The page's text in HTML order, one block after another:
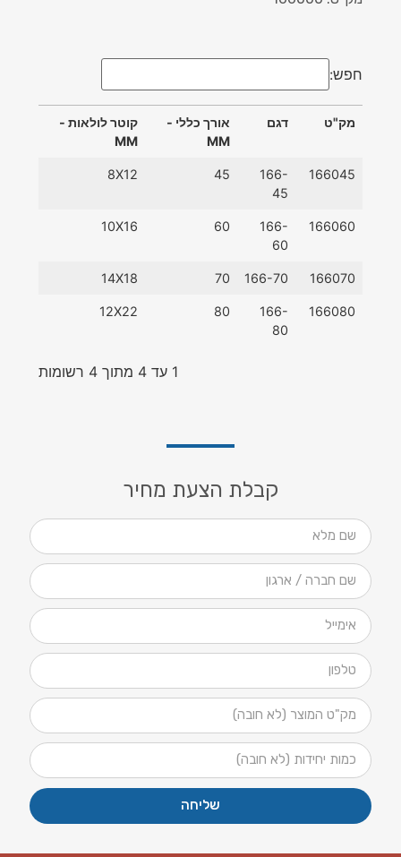
חפש:
מק"ט דגם
אורך כללי -
MM
קוטר לולאות -
MM
מק"ט
דגם
אורך כללי -
קוטר לולאות -
166045
166-
45
45
8X12
166060
166-
60
60
10X16
166070
166-70
70
14X18
166080
166-
80
80
12X22
1 עד 4 מתוך 4 רשומות
קבלת הצעת מחיר
שליחה